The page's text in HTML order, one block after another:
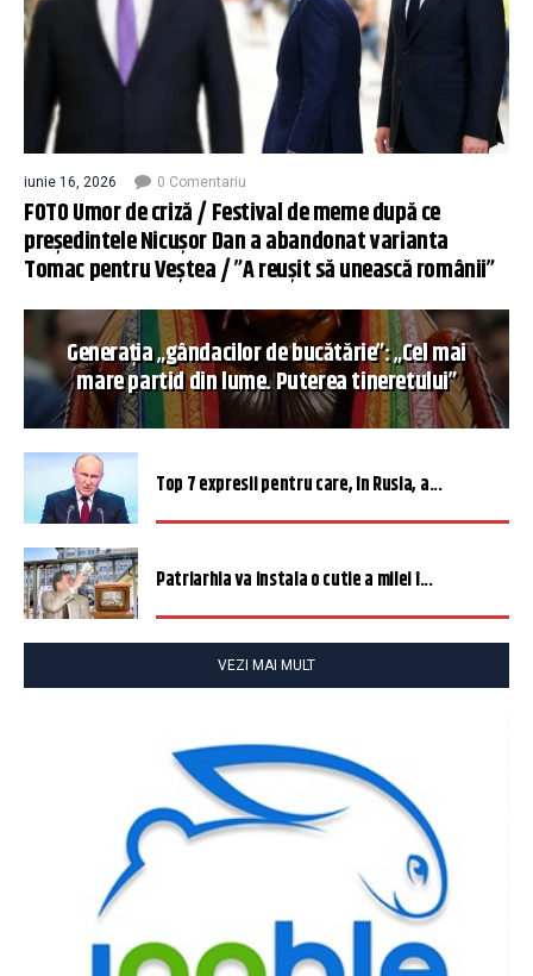
iunie 16, 2026 0 Comentariu
FOTO Umor de criză / Festival de meme după ce
președintele Nicușor Dan a abandonat varianta
Tomac pentru Veștea / ”A reușit să unească românii”
Generația „gândacilor de bucătărie”: „Cel mai
mare partid din lume. Puterea tineretului”
Top 7 expresii pentru care, în Rusia, a...
Patriarhia va instala o cutie a milei î...
VEZI MAI MULT